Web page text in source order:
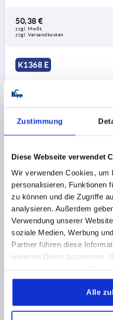
Zustimmung
Diese Webseite verwendet
Wir verwenden Cookies, um
personalisieren, Funktionen
zu können und die Zugriffe
analysieren. Außerdem
Verwendung unserer
soziale Medien, Werbung
Partner führen diese
weiteren Daten zusammen,
gesammelt haben.
Alle
50,38 €
zzgl. MwSt.
zzgl. Versandkosten
K1368 E
FORM:E, PVC SCHWARZ,
FORM=E
MATERIAL
LÄNGE=20000
MINDESTBIEGERADIUS
BREITE=6,5
HÖHE=15
98,87 €
zzgl. MwSt.